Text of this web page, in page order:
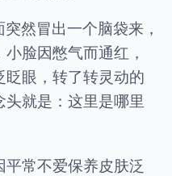
然冒出一个脑袋来，
脸因憋气而通红，
眨眼，转了转灵动的
就是：这里是哪里
常不爱保养皮肤泛